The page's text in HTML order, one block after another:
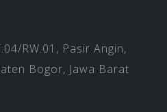
RW.01, Pasir Angin,
Bogor, Jawa Barat